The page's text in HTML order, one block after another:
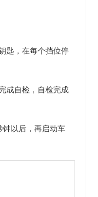
匙，在每个挡位停
成自检，自检完成
钟以后，再启动车